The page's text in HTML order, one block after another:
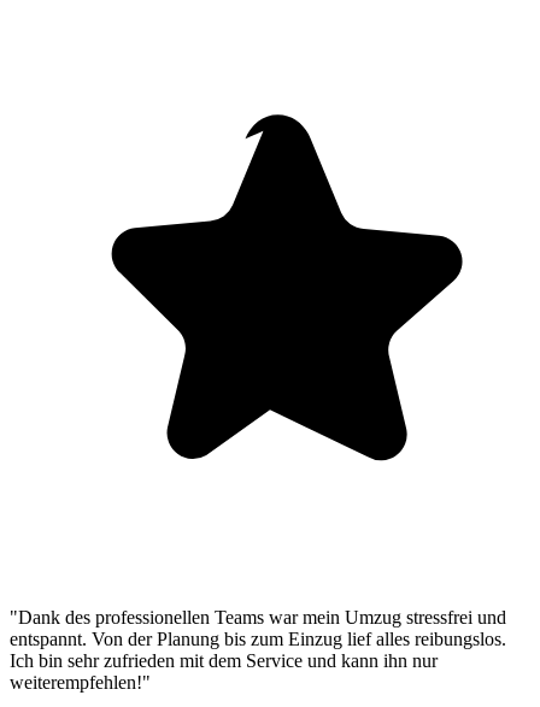
"Dank des professionellen Teams war mein Umzug stressfrei und
entspannt. Von der Planung bis zum Einzug lief alles reibungslos.
Ich bin sehr zufrieden mit dem Service und kann ihn nur
weiterempfehlen!"